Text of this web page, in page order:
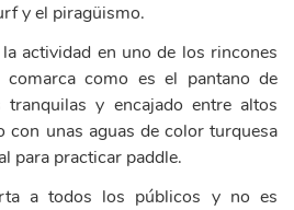
y el piragüismo.
actividad en uno de los rincones
como es el pantano de
y encajado entre altos
con unas aguas de color turquesa
para practicar paddle.
a todos los públicos y no es